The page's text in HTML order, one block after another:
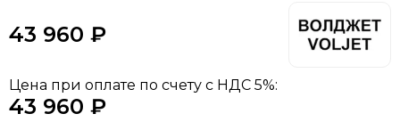
43 960 ₽
Цена при оплате по счету с НДС 5%:
43 960 ₽